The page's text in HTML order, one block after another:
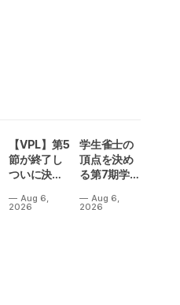
【VPL】第5
節が終了し
ついに決勝
決定！Bリ
Aug 6,
2026
学生雀士の
頂点を決め
る第7期学生
場は3人麻雀
Aug 6,
2026